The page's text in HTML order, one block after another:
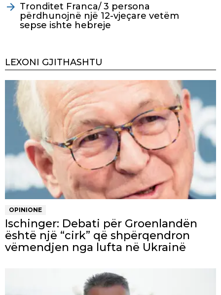
Tronditet Franca/ 3 persona
përdhunojnë një 12-vjeçare vetëm
sepse ishte hebreje
LEXONI GJITHASHTU
OPINIONE
Ischinger: Debati për Groenlandën
është një “cirk” që shpërqendron
vëmendjen nga lufta në Ukrainë